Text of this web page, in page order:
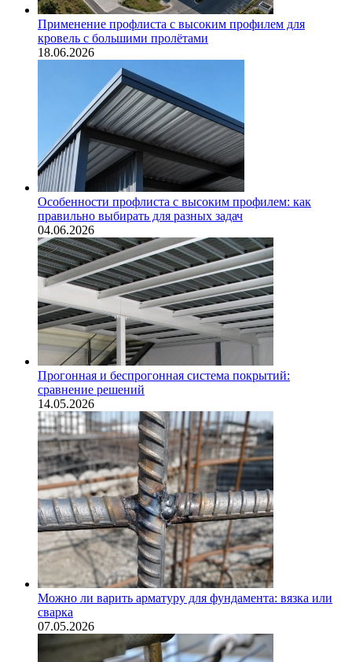
Применение профлиста с высоким профилем для
кровель с большими пролётами
18.06.2026
Особенности профлиста с высоким профилем: как
правильно выбирать для разных задач
04.06.2026
Прогонная и беспрогонная система покрытий:
сравнение решений
14.05.2026
Можно ли варить арматуру для фундамента: вязка или
сварка
07.05.2026